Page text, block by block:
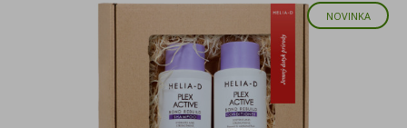
NOVINKA